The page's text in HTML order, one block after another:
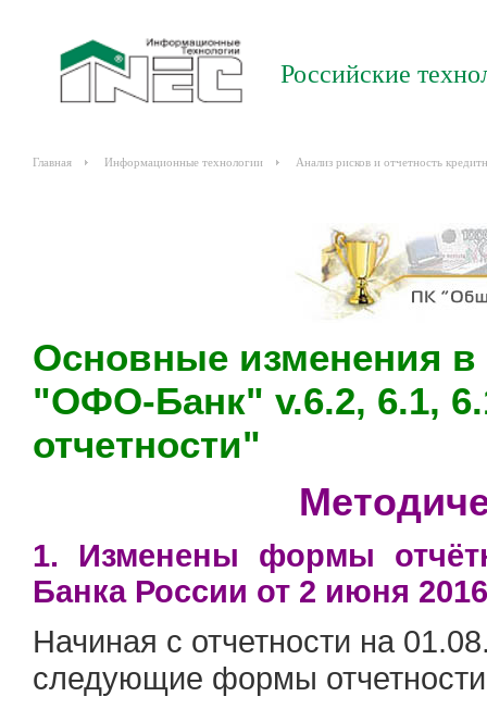
Российские
Главная Информационные технологии Анализ рисков и отчетность
Основные изменения в
"ОФО-Банк" v.6.2, 6.1,
отчетности"
1. Изменены формы
Банка России от 2 июня
Начиная с отчетности на
следующие формы